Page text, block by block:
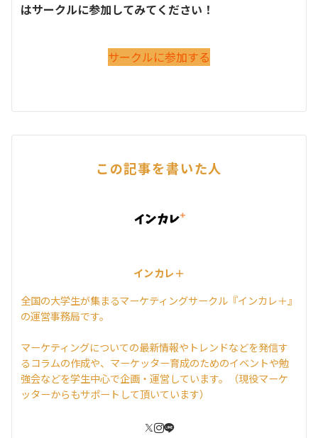
はサークルに参加してみてください！
サークルに参加する
この記事を書いた人
インカレ＋
全国の大学生が集まるマーケティングサークル『インカレ＋』
の運営事務局です。
マーケティングについての最新情報やトレンドなどを発信す
るコラムの作成や、マーケッター育成のためのイベントや勉
強会などを学生中心で企画・運営しています。（現役マーケ
ッターからもサポートして頂いています）